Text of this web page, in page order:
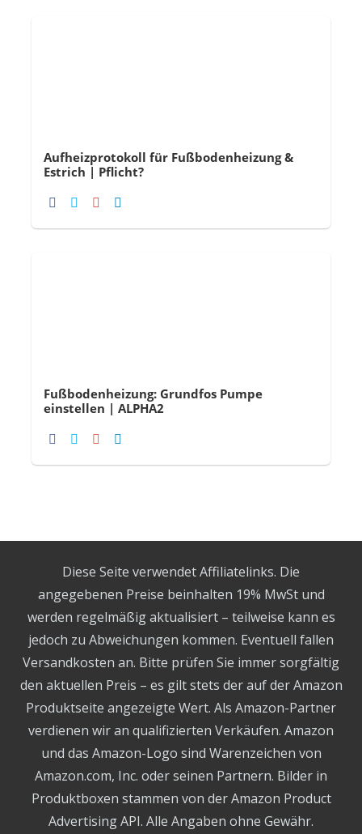
Aufheizprotokoll für Fußbodenheizung &
Estrich | Pflicht?
Fußbodenheizung: Grundfos Pumpe
einstellen | ALPHA2
Diese Seite verwendet Affiliatelinks. Die
angegebenen Preise beinhalten 19% MwSt und
werden regelmäßig aktualisiert – teilweise kann es
jedoch zu Abweichungen kommen. Eventuell fallen
Versandkosten an. Bitte prüfen Sie immer sorgfältig
den aktuellen Preis – es gilt stets der auf der Amazon
Produktseite angezeigte Wert. Als Amazon-Partner
verdienen wir an qualifizierten Verkäufen. Amazon
und das Amazon-Logo sind Warenzeichen von
Amazon.com, Inc. oder seinen Partnern. Bilder in
Produktboxen stammen von der Amazon Product
Advertising API. Alle Angaben ohne Gewähr.